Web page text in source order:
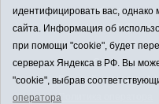
связи,
коммуникаций
Учредитель: АНО
центр «Слава труду».
Главный редактор:
Политика оператора
идентифицировать вас,
сайта. Информация об
при помощи "cookie", будет
серверах Яндекса в РФ. Вы
"cookie", выбрав
оператора